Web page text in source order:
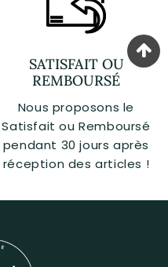
SATISFAIT OU
REMBOURSÉ
Nous proposons le
Satisfait ou Remboursé
pendant 30 jours après
réception des articles !